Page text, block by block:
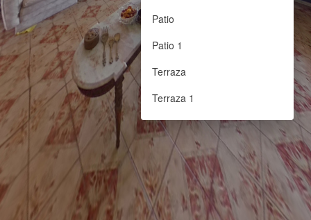
Patio
Patio 1
Terraza
Terraza 1